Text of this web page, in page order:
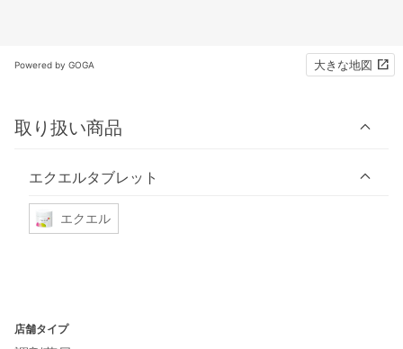
Powered by GOGA 大きな地図
取り扱い商品
エクエルタブレット
エクエル
店舗タイプ